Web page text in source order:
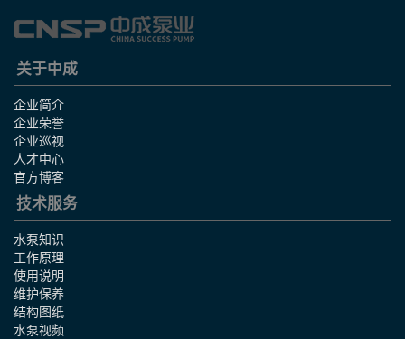
关于中成
企业简介
企业荣誉
企业巡视
人才中心
官方博客
技术服务
水泵知识
工作原理
使用说明
维护保养
结构图纸
水泵视频